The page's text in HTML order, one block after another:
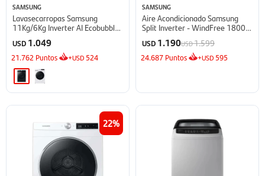
SAMSUNG
Lavasecarropas Samsung
11Kg/6Kg Inverter AI Ecobubble
- Inox
USD 1.049
21.762 Puntos +USD 524
SAMSUNG
Aire Acondicionado Samsung
Split Inverter - WindFree 18000
BTU
USD 1.190USD1.599
24.687 Puntos +USD 595
22